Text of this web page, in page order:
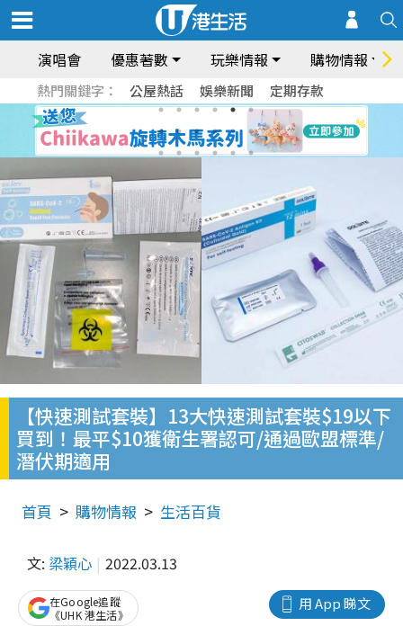
演唱會 優惠著數 玩樂情報 購物情報
熱門關鍵字： 公屋熱話 娛樂新聞 定期存款
【快速測試套裝】13大快速測試套裝$19以下
買到！最平$10獲衛生署認可/通過歐盟標準/
潛伏期適用
首頁 購物情報 生活百貨
文: 梁穎心 2022.03.13
用 App 睇文
在Google追蹤
《UHK 港生活》